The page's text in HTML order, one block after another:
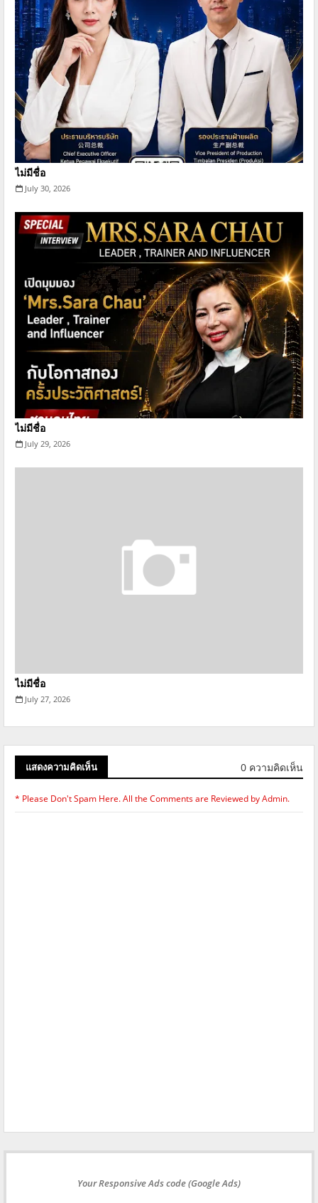
ไม่มีชื่อ
July 30, 2026
ไม่มีชื่อ
July 29, 2026
ไม่มีชื่อ
July 27, 2026
แสดงความคิดเห็น 0 ความคิดเห็น
* Please Don't Spam Here. All the Comments are Reviewed by Admin.
Your Responsive Ads code (Google Ads)